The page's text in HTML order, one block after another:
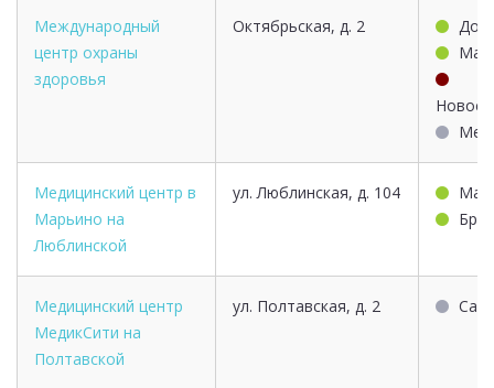
Международный
центр охраны
здоровья
Октябрьская, д. 2
Медицинский центр в
Марьино на
Люблинской
ул. Люблинская, д. 104
Медицинский центр
МедикСити на
Полтавской
ул. Полтавская, д. 2